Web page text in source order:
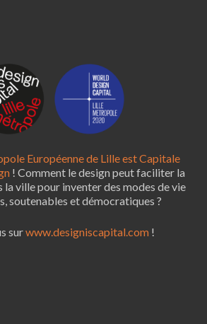
Européenne de Lille est Capitale
! Comment le design peut faciliter la
ville pour inventer des modes de vie
soutenables et démocratiques ?
surwww.designiscapital.com!